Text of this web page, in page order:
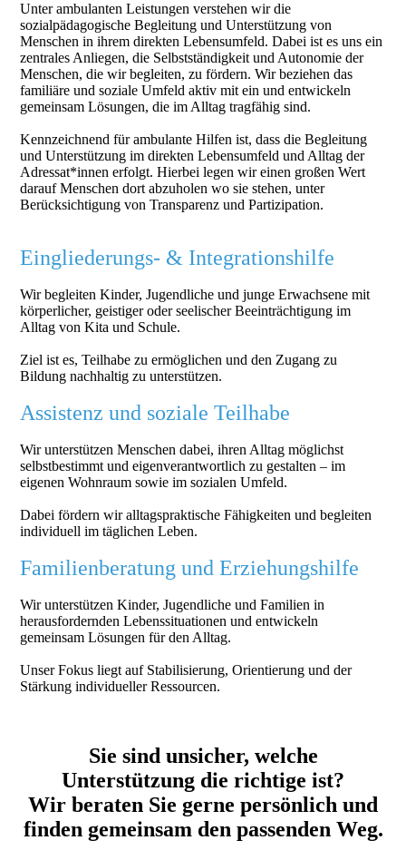
Unter ambulanten Leistungen verstehen wir die
sozialpädagogische Begleitung und Unterstützung von
Menschen in ihrem direkten Lebensumfeld. Dabei ist es uns ein
zentrales Anliegen, die Selbstständigkeit und Autonomie der
Menschen, die wir begleiten, zu fördern. Wir beziehen das
familiäre und soziale Umfeld aktiv mit ein und entwickeln
gemeinsam Lösungen, die im Alltag tragfähig sind.
Kennzeichnend für ambulante Hilfen ist, dass die Begleitung
und Unterstützung im direkten Lebensumfeld und Alltag der
Adressat*innen erfolgt. Hierbei legen wir einen großen Wert
darauf Menschen dort abzuholen wo sie stehen, unter
Berücksichtigung von Transparenz und Partizipation.
Eingliederungs- & Integrationshilfe
Wir begleiten Kinder, Jugendliche und junge Erwachsene mit
körperlicher, geistiger oder seelischer Beeinträchtigung im
Alltag von Kita und Schule.
Ziel ist es, Teilhabe zu ermöglichen und den Zugang zu
Bildung nachhaltig zu unterstützen.
Assistenz und soziale Teilhabe
Wir unterstützen Menschen dabei, ihren Alltag möglichst
selbstbestimmt und eigenverantwortlich zu gestalten – im
eigenen Wohnraum sowie im sozialen Umfeld.
Dabei fördern wir alltagspraktische Fähigkeiten und begleiten
individuell im täglichen Leben.
Familienberatung und Erziehungshilfe
Wir unterstützen Kinder, Jugendliche und Familien in
herausfordernden Lebenssituationen und entwickeln
gemeinsam Lösungen für den Alltag.
Unser Fokus liegt auf Stabilisierung, Orientierung und der
Stärkung individueller Ressourcen.
Sie sind unsicher, welche
Unterstützung die richtige ist?
Wir beraten Sie gerne persönlich und
finden gemeinsam den passenden Weg.